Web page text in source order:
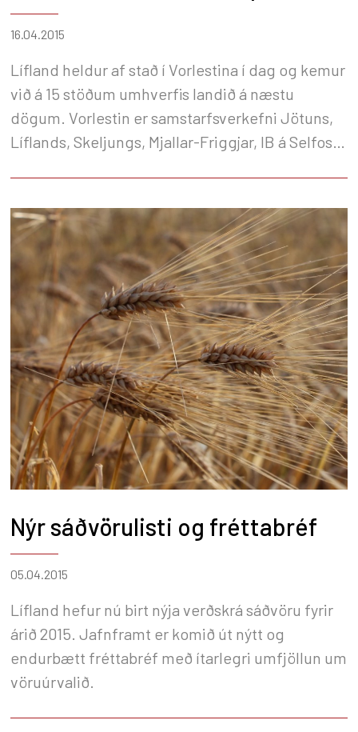
16.04.2015
Lífland heldur af stað í Vorlestina í dag og kemur
við á 15 stöðum umhverfis landið á næstu
dögum. Vorlestin er samstarfsverkefni Jötuns,
Líflands, Skeljungs, Mjallar-Friggjar, IB á Selfossi
Nýr sáðvörulisti og fréttabréf
05.04.2015
Lífland hefur nú birt nýja verðskrá sáðvöru fyrir
árið 2015. Jafnframt er komið út nýtt og
endurbætt fréttabréf með ítarlegri umfjöllun um
vöruúrvalið.